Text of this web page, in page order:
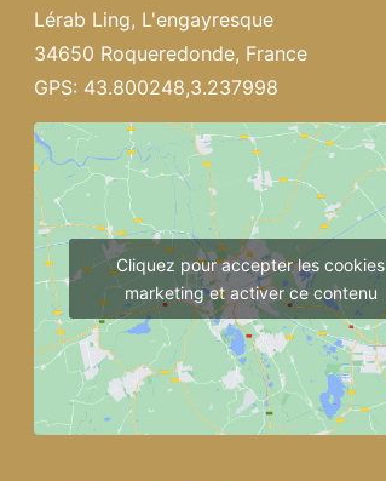
Lérab Ling, L'engayresque
34650 Roqueredonde, France
GPS: 43.800248,3.237998
Cliquez pour accepter les cookies
marketing et activer ce contenu